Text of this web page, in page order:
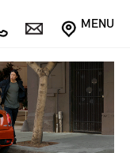
MENU